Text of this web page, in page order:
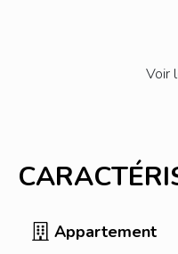
Voir
Appartement